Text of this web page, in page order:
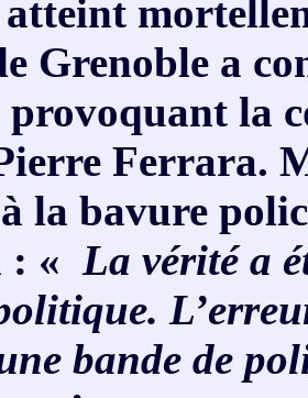
atteint
Grenoble a
la
Ferrara.
la bavure
: « La vérité a
bande de